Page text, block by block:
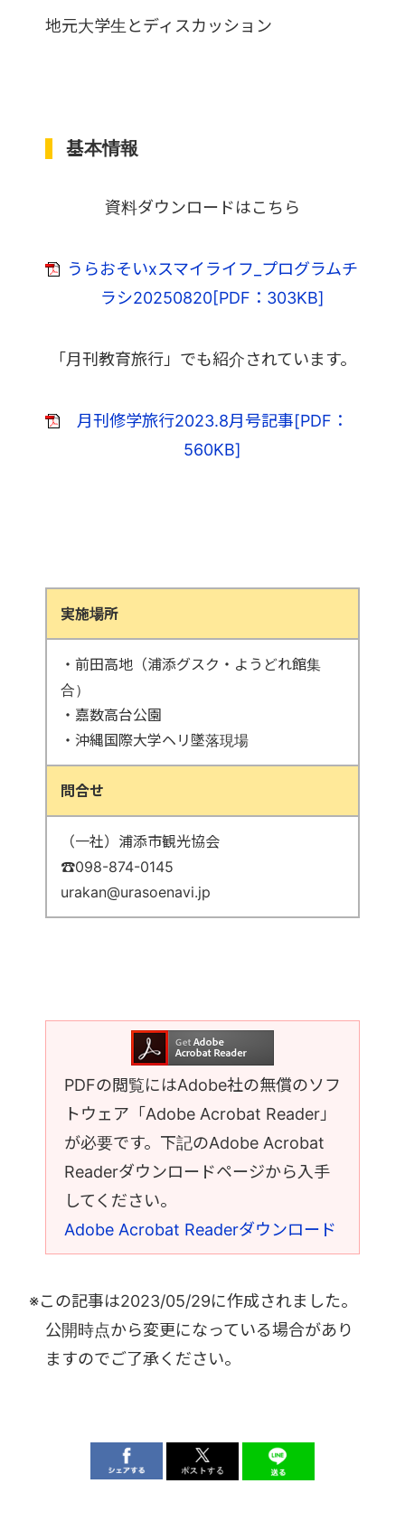
地元大学生とディスカッション
基本情報
資料ダウンロードはこちら
うらおそいxスマイライフ_プログラムチ
ラシ20250820[PDF：303KB]
「月刊教育旅行」でも紹介されています。
月刊修学旅行2023.8月号記事[PDF：
560KB]
実施場所
・前田高地（浦添グスク・ようどれ館集
合）
・嘉数高台公園
・沖縄国際大学ヘリ墜落現場
問合せ
（一社）浦添市観光協会
☎098-874-0145
urakan@urasoenavi.jp
PDFの閲覧にはAdobe社の無償のソフ
トウェア「Adobe Acrobat Reader」
が必要です。下記のAdobe Acrobat
Readerダウンロードページから入手
してください。
Adobe Acrobat Readerダウンロード
※この記事は2023/05/29に作成されました。
公開時点から変更になっている場合があり
ますのでご了承ください。